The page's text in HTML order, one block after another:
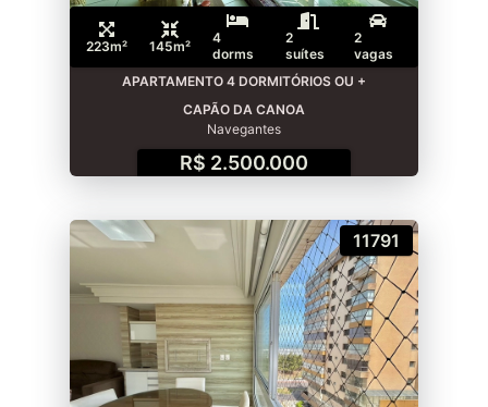
223m² 145m²
4
dorms
2
suítes
2
vagas
APARTAMENTO 4 DORMITÓRIOS OU +
CAPÃO DA CANOA
Navegantes
R$ 2.500.000
11791